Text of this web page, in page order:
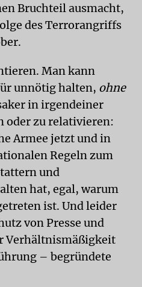
Bruchteil ausmacht,
des Terrorangriffs
Man kann
unnötig halten, ohne
in irgendeiner
oder zu relativieren:
Armee jetzt und in
Regeln zum
und
hat, egal, warum
ist. Und leider
von Presse und
Verhältnismäßigkeit
– begründete